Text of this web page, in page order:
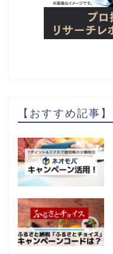
【おすすめ記事】